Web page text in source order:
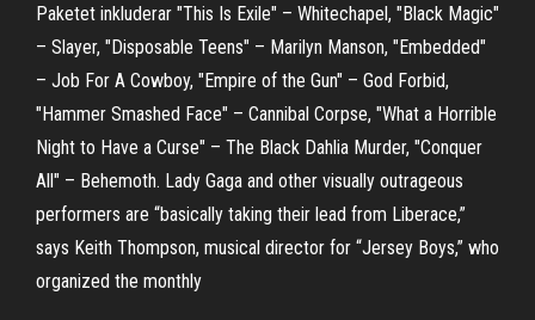
Paketet inkluderar "This Is Exile" – Whitechapel, "Black Magic"
– Slayer, "Disposable Teens" – Marilyn Manson, "Embedded"
– Job For A Cowboy, "Empire of the Gun" – God Forbid,
"Hammer Smashed Face" – Cannibal Corpse, "What a Horrible
Night to Have a Curse" – The Black Dahlia Murder, "Conquer
All" – Behemoth. Lady Gaga and other visually outrageous
performers are “basically taking their lead from Liberace,”
says Keith Thompson, musical director for “Jersey Boys,” who
organized the monthly